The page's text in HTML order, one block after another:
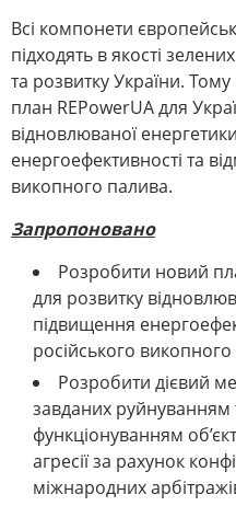
Всі компонети
підходять в якості
та розвитку України.
план REPowerUA для
відновлюваної
енергоефективності та
викопного палива.
Запропоновано
Розробити новий
для розвитку
підвищення
російського
Розробити дієвий
завданих
функціонуванням
агресії за рахунок
міжнародних